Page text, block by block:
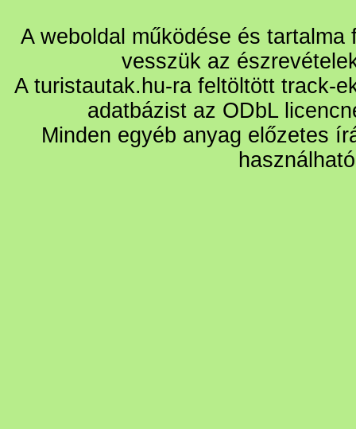
A weboldal működése és
vesszük az
A turistautak.hu-ra feltöltött track-
adatbázist az ODbL
Minden egyéb anyag előzetes